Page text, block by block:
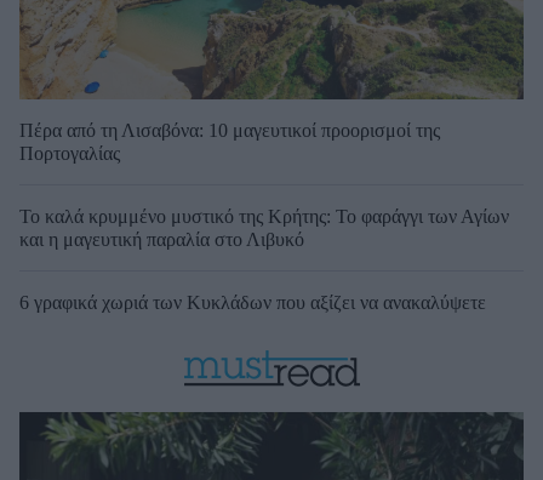
Πέρα από τη Λισαβόνα: 10 μαγευτικοί προορισμοί της
Πορτογαλίας
Το καλά κρυμμένο μυστικό της Κρήτης: Το φαράγγι των Αγίων
και η μαγευτική παραλία στο Λιβυκό
6 γραφικά χωριά των Κυκλάδων που αξίζει να ανακαλύψετε